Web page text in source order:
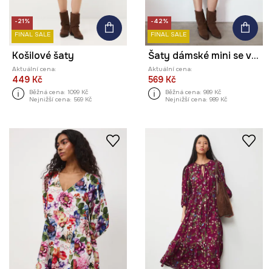
-21%
FINAL SALE
Košilové šaty
Aktuální cena:
449 Kč
Běžná cena: 1099 Kč
Nejnižší cena: 569 Kč
-42%
FINAL SALE
Šaty dámské mini se vzorem a páskem
Aktuální cena:
569 Kč
Běžná cena: 989 Kč
Nejnižší cena: 989 Kč